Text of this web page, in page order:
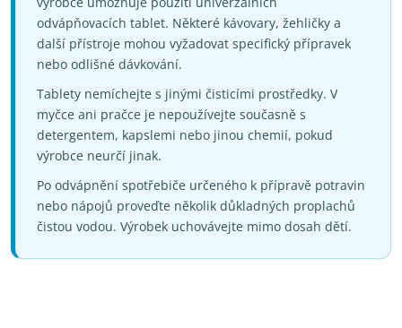
odvápňovacích tablet. Některé kávovary, žehličky a
další přístroje mohou vyžadovat specifický přípravek
nebo odlišné dávkování.
Tablety nemíchejte s jinými čisticími prostředky. V
myčce ani pračce je nepoužívejte současně s
detergentem, kapslemi nebo jinou chemií, pokud
výrobce neurčí jinak.
Po odvápnění spotřebiče určeného k přípravě potravin
nebo nápojů proveďte několik důkladných proplachů
čistou vodou. Výrobek uchovávejte mimo dosah dětí.